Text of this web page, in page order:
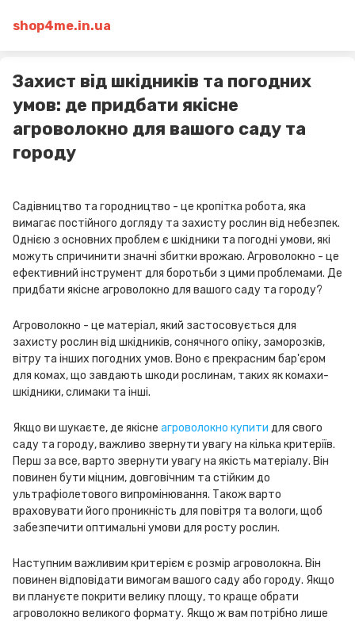
shop4me.in.ua
Захист від шкідників та погодних
умов: де придбати якісне
агроволокно для вашого саду та
городу
Садівництво та городництво - це кропітка робота, яка
вимагає постійного догляду та захисту рослин від небезпек.
Однією з основних проблем є шкідники та погодні умови, які
можуть спричинити значні збитки врожаю. Агроволокно - це
ефективний інструмент для боротьби з цими проблемами. Де
придбати якісне агроволокно для вашого саду та городу?
Агроволокно - це матеріал, який застосовується для
захисту рослин від шкідників, сонячного опіку, заморозків,
вітру та інших погодних умов. Воно є прекрасним бар'єром
для комах, що завдають шкоди рослинам, таких як комахи-
шкідники, слимаки та інші.
Якщо ви шукаєте, де якісне агроволокно купити для свого
саду та городу, важливо звернути увагу на кілька критеріїв.
Перш за все, варто звернути увагу на якість матеріалу. Він
повинен бути міцним, довговічним та стійким до
ультрафіолетового випромінювання. Також варто
враховувати його проникність для повітря та вологи, щоб
забезпечити оптимальні умови для росту рослин.
Наступним важливим критерієм є розмір агроволокна. Він
повинен відповідати вимогам вашого саду або городу. Якщо
ви плануєте покрити велику площу, то краще обрати
агроволокно великого формату. Якщо ж вам потрібно лише